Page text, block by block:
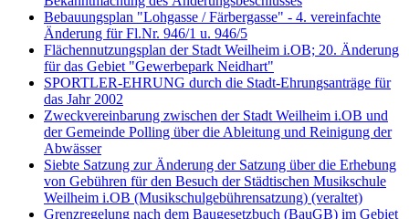
Bebauungsplan "Lohgasse / Färbergasse" - 4. vereinfachte
Änderung für Fl.Nr. 946/1 u. 946/5
Flächennutzungsplan der Stadt Weilheim i.OB; 20. Änderung
für das Gebiet "Gewerbepark Neidhart"
SPORTLER-EHRUNG durch die Stadt-Ehrungsanträge für
das Jahr 2002
Zweckvereinbarung zwischen der Stadt Weilheim i.OB und
der Gemeinde Polling über die Ableitung und Reinigung der
Abwässer
Siebte Satzung zur Änderung der Satzung über die Erhebung
von Gebühren für den Besuch der Städtischen Musikschule
Weilheim i.OB (Musikschulgebührensatzung) (veraltet)
Grenzregelung nach dem Baugesetzbuch (BauGB) im Gebiet